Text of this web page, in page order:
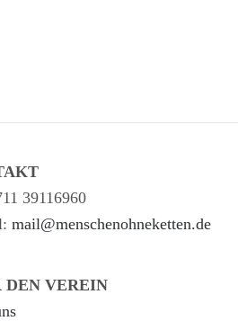
39116960
mail@menschenohneketten.de
DEN VEREIN